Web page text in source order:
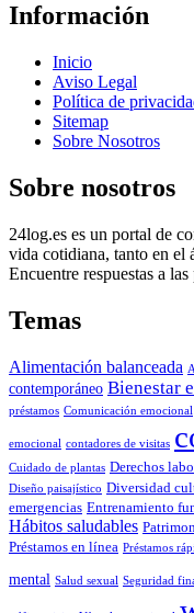
Información
Inicio
Aviso Legal
Política de
Sitemap
Sobre Nosotros
Sobre nosotros
24log.es es un portal de
vida cotidiana, tanto en el
Encuentre respuestas a
Temas
Alimentación balanceada
contemporáneo Bienestar
préstamos Comunicación emocional
emocional contadores de visitas
Cuidado de plantas Derechos
Diseño paisajístico Diversidad
emergencias Entrenamiento
Hábitos saludables
Préstamos en línea Préstamos
mental Salud sexual Seguridad